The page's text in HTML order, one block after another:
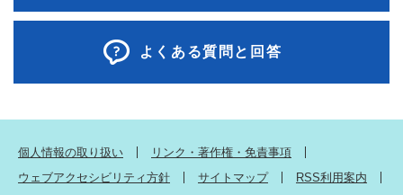
よくある質問と回答
個人情報の取り扱い
リンク・著作権・免責事項
ウェブアクセシビリティ方針
サイトマップ
RSS利用案内